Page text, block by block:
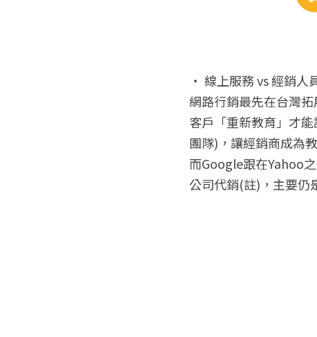
‧ 線上服務 vs 經銷人
網路行銷最先在台灣
客戶「重新教育」才
團隊)，讓經銷商成為
而Google跟在Yahoo
公司代銷(註)，主要仍